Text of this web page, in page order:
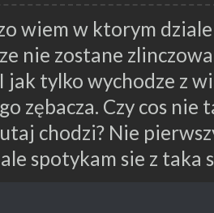
wiem w ktorym
nie zostane
jak tylko wychodze z
zębacza. Czy cos
chodzi? Nie
spotykam sie z taka